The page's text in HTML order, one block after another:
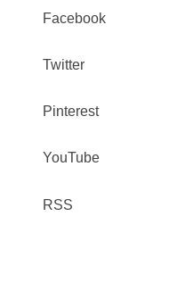
Facebook
Twitter
Pinterest
YouTube
RSS